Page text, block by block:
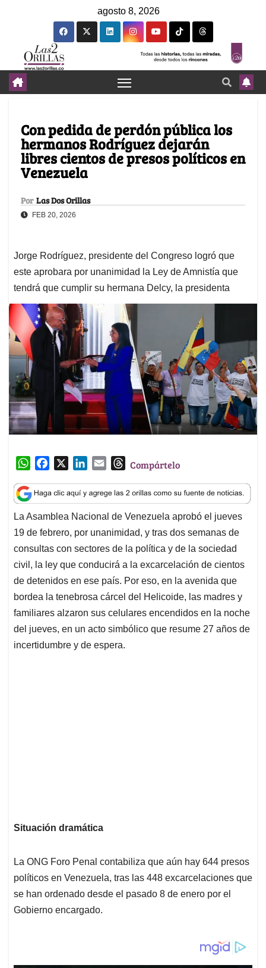
agosto 8, 2026
Con pedida de perdón pública los
hermanos Rodríguez dejarán
libres cientos de presos políticos en
Venezuela
Por Las Dos Orillas
FEB 20, 2026
Jorge Rodríguez, presidente del Congreso logró que
este aprobara por unanimidad la Ley de Amnistía que
tendrá que cumplir su hermana Delcy, la presidenta
W
a
t
s
A
p
c
e
b
o
o
k
n
k
e
d
I
n
a
i
l
T
r
e
a
d
s
Compártelo
La Asamblea Nacional de Venezuela aprobó el jueves
19 de febrero, por unanimidad, y tras dos semanas de
consultas con sectores de la política y de la sociedad
civil, la ley que conducirá a la excarcelación de cientos
de detenidos en ese país. Por eso, en la avenida que
bordea la tenebrosa cárcel del Helicoide, las madres y
familiares alzaron sus celulares encendidos en la noche
del jueves, en un acto simbólico que resume 27 años de
incertidumbre y de espera.
Situación dramática
La ONG Foro Penal contabiliza que aún hay 644 presos
políticos en Venezuela, tras las 448 excarcelaciones que
se han ordenado desde el pasado 8 de enero por el
Gobierno encargado.